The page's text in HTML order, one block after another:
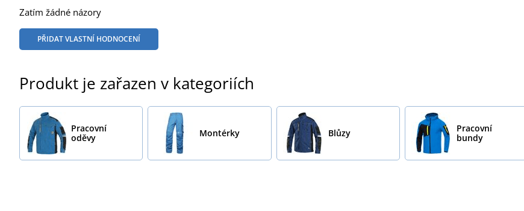
Zatím žádné názory
PŘIDAT VLASTNÍ HODNOCENÍ
Produkt je zařazen v kategoriích
Pracovní
oděvy
Montérky Blůzy
Pracovní
bundy